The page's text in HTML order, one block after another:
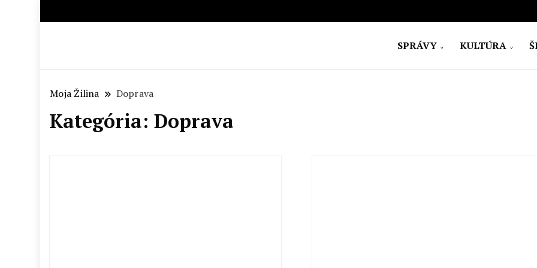
SPRÁVY KULTÚRA
Moja Žilina Doprava
Kategória:Doprava